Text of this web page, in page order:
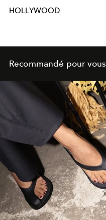
HOLLYWOOD
Recommandé pour vous